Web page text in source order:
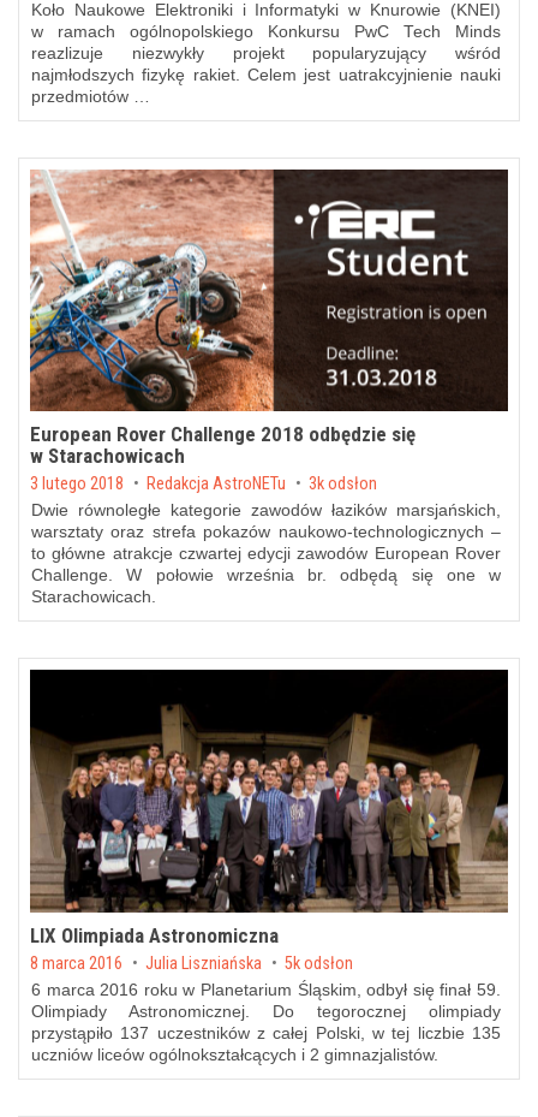
Koło Naukowe Elektroniki i Informatyki w Knurowie (KNEI)
w ramach ogólnopolskiego Konkursu PwC Tech Minds
reazlizuje niezwykły projekt popularyzujący wśród
najmłodszych fizykę rakiet. Celem jest uatrakcyjnienie nauki
przedmiotów …
European Rover Challenge 2018 odbędzie się
w Starachowicach
Posted on
3 lutego 2018 by Redakcja AstroNETu 3k odsłon
Dwie równoległe kategorie zawodów łazików marsjańskich,
warsztaty oraz strefa pokazów naukowo-technologicznych –
to główne atrakcje czwartej edycji zawodów European Rover
Challenge. W połowie września br. odbędą się one w
Starachowicach.
LIX Olimpiada Astronomiczna
Posted on
8 marca 2016 byJulia Liszniańska 5k odsłon
6 marca 2016 roku w Planetarium Śląskim, odbył się finał 59.
Olimpiady Astronomicznej. Do tegorocznej olimpiady
przystąpiło 137 uczestników z całej Polski, w tej liczbie 135
uczniów liceów ogólnokształcących i 2 gimnazjalistów.